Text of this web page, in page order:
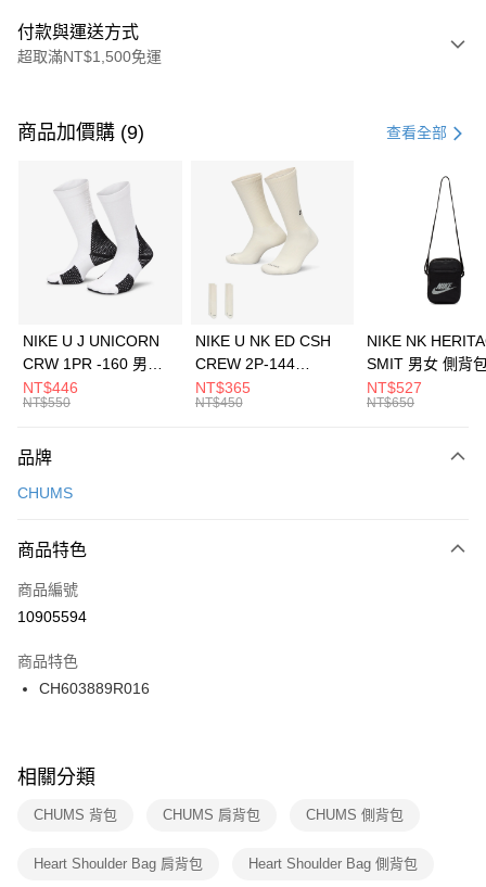
付款與運送方式
超取滿NT$1,500免運
信用卡一次付款
3 期 0 利率 每期 21家銀行
合作金庫商業銀行
第一商業銀行
華南商業銀行
彰化商業銀行
上海商業儲蓄銀行
元大商業銀行
台灣樂天信用卡公司
Apple Pay
全盈+PAY
AFTEE先享後付
【關於「AFTEE先享後付」】
便利好安心！
３．安心：先確認商品／服務後，再付款。
【「AFTEE先享後付」結帳流程】
１．於結帳方式選擇「AFTEE先享後付」後，將跳轉至「AFTEE先享後付」
２．訂單成立數日內，您將收到繳費通知簡訊。
３．收到繳費通知簡訊後14天內，點擊此簡訊中的連結，可透過四大超商／
ATM／網路銀行／等多元方式進行付款，方視為交易完成。
※ 交易是否成功請以「AFTEE先享後付 」之結帳頁面顯示為準，若有關於
是否繳費成功／繳費後需取消欲退款等相關疑問，請聯繫「AFTEE先享後付
客戶支援中心」 https://netprotections.freshdesk.com/support/home
１．透過由恩沛科技股份有限公司提供之「AFTEE先享後付」服務完成之交
運送方式
每筆NT$100，滿NT$1,500(含以上)免運費
宅配
每筆NT$100，滿NT$1,500(含以上)免運費
商品加價購 (9) 查看全部
NIKE U J UNICORN
CRW 1PR -160 男女
中統襪 FZ3393100
NT$446
NT$550
NIKE U NK ED CSH
CREW 2P-144
EMBRDY 男女 短統襪
FZ3073133
NT$365
NT$450
NIKE NK
SMIT 男女 側背
BA5871010
NT$527
NT$650
品牌
CHUMS
商品特色
商品編號
10905594
商品特色
CH603889R016
相關分類
CHUMS 背包 CHUMS 肩背包 CHUMS 側背包
Heart Shoulder Bag 肩背包 Heart Shoulder Bag 側背包